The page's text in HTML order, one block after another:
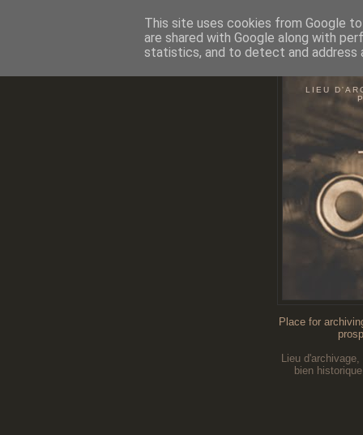
LIEU
Place for
Lieu
bien
This site uses cookies from Google
are shared with Google along with
statistics, and to detect and address